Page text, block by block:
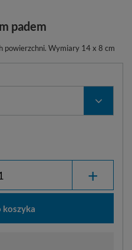
padem
powierzchni. Wymiary 14 x 8 cm
+
koszyka